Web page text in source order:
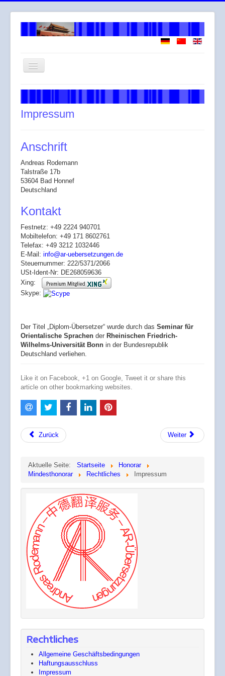
Navigation
Willkommen
Leistungen
Honorar
Across
Gendergerechte Sprache
Impressum
Anschrift
Andreas Rodemann
Talstraße 17b
53604 Bad Honnef
Deutschland
Kontakt
Festnetz: +49 2224 940701
Mobiltelefon: +49 171 8602761
Telefax: +49 3212 1032446
E-Mail: info@ar-uebersetzungen.de
Steuernummer: 222/5371/2066
USt-Ident-Nr: DE268059636
Xing:
Skype:
Der Titel „Diplom-Übersetzer“ wurde durch das Seminar für
Orientalische Sprachen der Rheinischen Friedrich-
Wilhelms-Universität Bonn in der Bundesrepublik
Deutschland verliehen.
Like it on Facebook, +1 on Google, Tweet it or share this
article on other bookmarking websites.
Zurück Weiter
Aktuelle Seite: Startseite
Honorar
Mindesthonorar
Rechtliches Impressum
Rechtliches
Allgemeine Geschäftsbedingungen
Haftungsausschluss
Impressum